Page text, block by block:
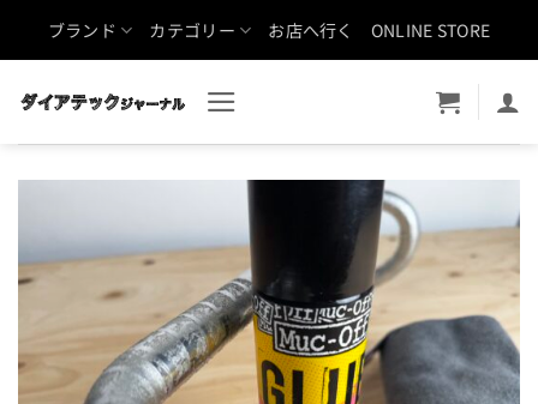
ブランド カテゴリー お店へ行く ONLINE STORE